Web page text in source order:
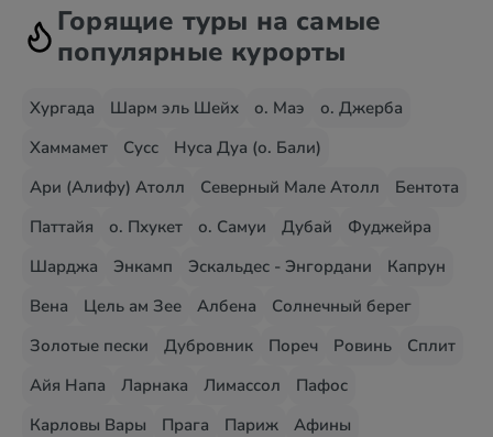
Горящие туры на самые
популярные курорты
Хургада Шарм эль Шейх о. Маэ
о. Джерба
Хаммамет
Сусс
Нуса Дуа (о. Бали)
Ари (Алифу) Атолл
Северный Мале Атолл
Бентота
Паттайя
о. Пхукет о. Самуи Дубай
Фуджейра
Шарджа
Энкамп Эскальдес - Энгордани
Капрун
Вена
Цель ам Зее Албена
Солнечный берег
Золотые пески
Дубровник Пореч Ровинь
Сплит
Айя Напа
Ларнака Лимассол
Пафос
Карловы Вары
Прага Париж
Афины